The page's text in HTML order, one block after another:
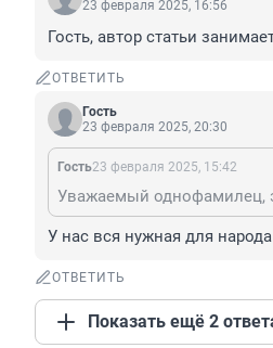
23 февраля 2025, 16:56
Гость, автор статьи
ОТВЕТИТЬ
Гость
23 февраля 2025, 20:30
Гость23 февраля 2025, 15:42
У нас вся нужная для
ОТВЕТИТЬ
Показать ещё 2